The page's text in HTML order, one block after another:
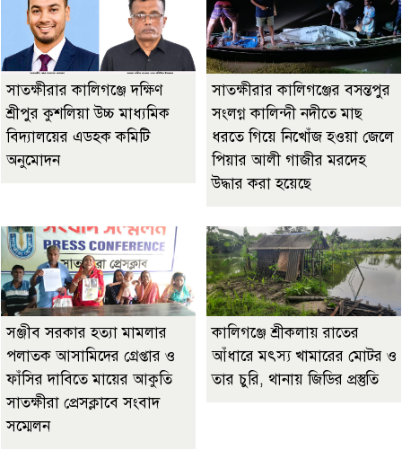
সাতক্ষীরার কালিগঞ্জে দক্ষিণ
শ্রীপুর কুশলিয়া উচ্চ মাধ্যমিক
বিদ্যালয়ের এডহক কমিটি
অনুমোদন
সাতক্ষীরার কালিগঞ্জের বসন্তপুর
সংলগ্ন কালিন্দী নদীতে মাছ
ধরতে গিয়ে নিখোঁজ হওয়া জেলে
পিয়ার আলী গাজীর মরদেহ
উদ্ধার করা হয়েছে
‎সঞ্জীব সরকার হত্যা মামলার
পলাতক আসামিদের গ্রেপ্তার ও
ফাঁসির দাবিতে মায়ের আকুতি
সাতক্ষীরা প্রেসক্লাবে সংবাদ
সম্মেলন
কালিগঞ্জে শ্রীকলায় রাতের
আঁধারে মৎস্য খামারের মোটর ও
তার চুরি, থানায় জিডির প্রস্তুতি